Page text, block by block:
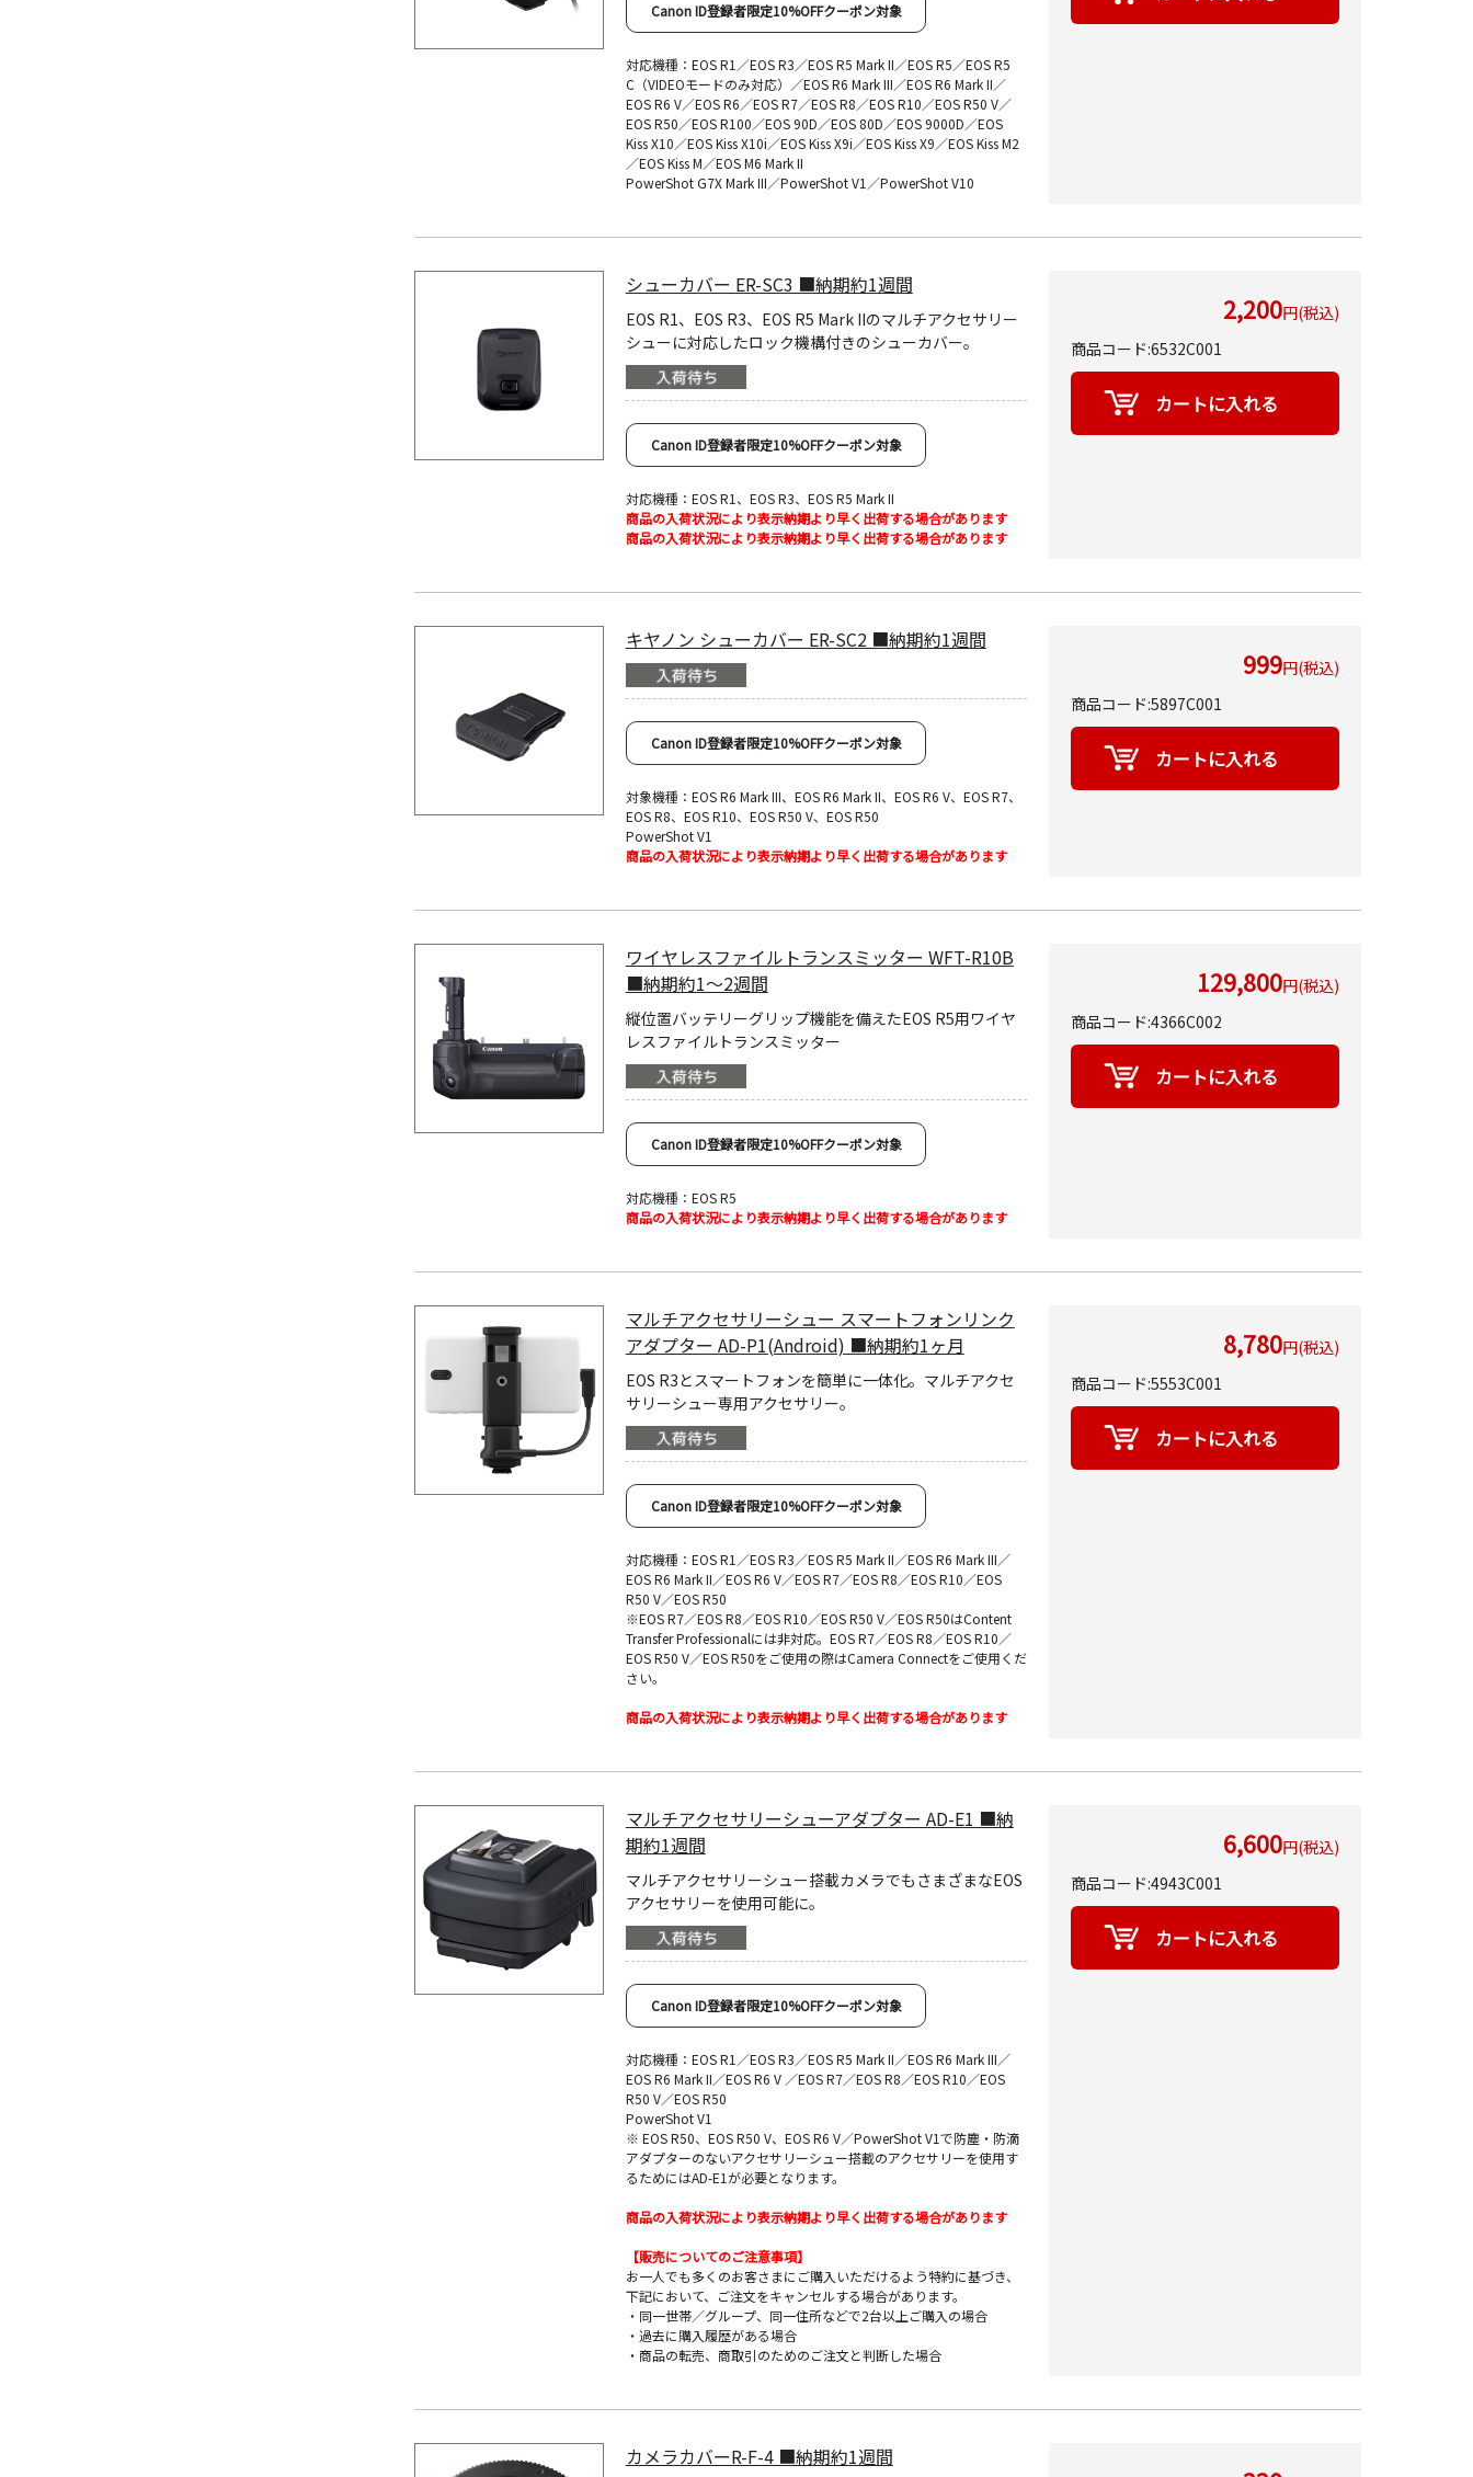
Canon ID登録者限定10%OFFクーポン対象
対応機種：EOS R1／EOS R3／EOS R5 Mark II／EOS R5／EOS R5
C（VIDEOモードのみ対応）／EOS R6 Mark III／EOS R6 Mark II／
EOS R6 V／EOS R6／EOS R7／EOS R8／EOS R10／EOS R50 V／
EOS R50／EOS R100／EOS 90D／EOS 80D／EOS 9000D／EOS
Kiss X10／EOS Kiss X10i／EOS Kiss X9i／EOS Kiss X9／EOS Kiss M2
／EOS Kiss M／EOS M6 Mark II
PowerShot G7X Mark III／PowerShot V1／PowerShot V10
シューカバー ER-SC3 ■納期約1週間
EOS R1、EOS R3、EOS R5 Mark IIのマルチアクセサリー
シューに対応したロック機構付きのシューカバー。
Canon ID登録者限定10%OFFクーポン対象
対応機種：EOS R1、EOS R3、EOS R5 Mark II
商品の入荷状況により表示納期より早く出荷する場合があります
商品の入荷状況により表示納期より早く出荷する場合があります
2,200円(税込)
商品コード:6532C001
キヤノン シューカバー ER-SC2 ■納期約1週間
Canon ID登録者限定10%OFFクーポン対象
対象機種：EOS R6 Mark III、EOS R6 Mark II、EOS R6 V、EOS R7、
EOS R8、EOS R10、EOS R50 V、EOS R50
PowerShot V1
商品の入荷状況により表示納期より早く出荷する場合があります
999円(税込)
商品コード:5897C001
ワイヤレスファイルトランスミッター WFT-R10B
■納期約1～2週間
縦位置バッテリーグリップ機能を備えたEOS R5用ワイヤ
レスファイルトランスミッター
Canon ID登録者限定10%OFFクーポン対象
対応機種：EOS R5
商品の入荷状況により表示納期より早く出荷する場合があります
129,800円(税込)
商品コード:4366C002
マルチアクセサリーシュー スマートフォンリンク
アダプター AD-P1(Android) ■納期約1ヶ月
EOS R3とスマートフォンを簡単に一体化。マルチアクセ
サリーシュー専用アクセサリー。
Canon ID登録者限定10%OFFクーポン対象
対応機種：EOS R1／EOS R3／EOS R5 Mark II／EOS R6 Mark III／
EOS R6 Mark II／EOS R6 V／EOS R7／EOS R8／EOS R10／EOS
R50 V／EOS R50
※EOS R7／EOS R8／EOS R10／EOS R50 V／EOS R50はContent
Transfer Professionalには非対応。EOS R7／EOS R8／EOS R10／
EOS R50 V／EOS R50をご使用の際はCamera Connectをご使用くだ
さい。
商品の入荷状況により表示納期より早く出荷する場合があります
8,780円(税込)
商品コード:5553C001
マルチアクセサリーシューアダプター AD-E1 ■納
期約1週間
マルチアクセサリーシュー搭載カメラでもさまざまなEOS
アクセサリーを使用可能に。
Canon ID登録者限定10%OFFクーポン対象
対応機種：EOS R1／EOS R3／EOS R5 Mark II／EOS R6 Mark III／
EOS R6 Mark II／EOS R6 V ／EOS R7／EOS R8／EOS R10／EOS
R50 V／EOS R50
PowerShot V1
※ EOS R50、EOS R50 V、EOS R6 V／PowerShot V1で防塵・防滴
アダプターのないアクセサリーシュー搭載のアクセサリーを使用す
るためにはAD-E1が必要となります。
商品の入荷状況により表示納期より早く出荷する場合があります
【販売についてのご注意事項】
お一人でも多くのお客さまにご購入いただけるよう特約に基づき、
下記において、ご注文をキャンセルする場合があります。
・同一世帯／グループ、同一住所などで2台以上ご購入の場合
・過去に購入履歴がある場合
・商品の転売、商取引のためのご注文と判断した場合
6,600円(税込)
商品コード:4943C001
カメラカバーR-F-4 ■納期約1週間